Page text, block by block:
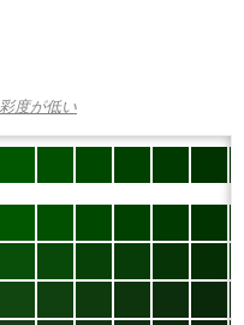
彩度が低い